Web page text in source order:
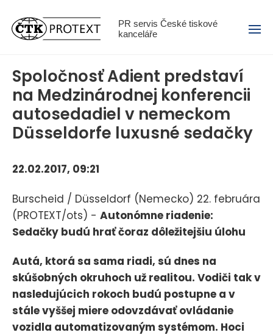
PR servis České tiskové
kanceláře
Menu
Spoločnosť Adient predstaví
na Medzinárodnej konferencii
autosedadiel v nemeckom
Düsseldorfe luxusné sedačky
22.02.2017, 09:21
Burscheid / Düsseldorf (Nemecko) 22. februára
(PROTEXT/ots) - Autonómne riadenie:
Sedačky budú hrať čoraz dôležitejšiu úlohu
Autá, ktorá sa sama riadi, sú dnes na
skúšobných okruhoch už realitou. Vodiči tak v
nasledujúcich rokoch budú postupne a v
stále vyššej miere odovzdávať ovládanie
vozidla automatizovaným systémom. Hoci